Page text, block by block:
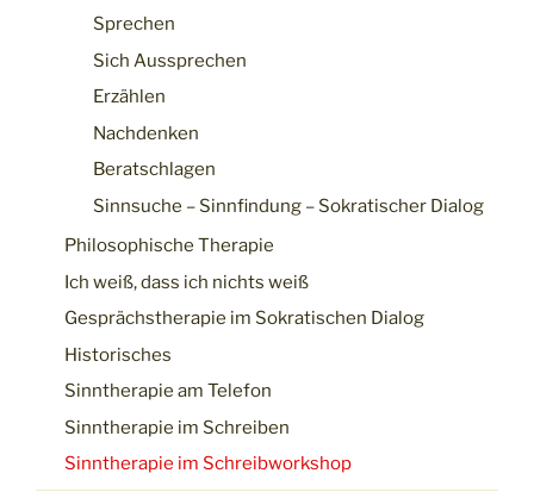
Sprechen
Sich Aussprechen
Erzählen
Nachdenken
Beratschlagen
Sinnsuche – Sinnfindung – Sokratischer Dialog
Philosophische Therapie
Ich weiß, dass ich nichts weiß
Gesprächstherapie im Sokratischen Dialog
Historisches
Sinntherapie am Telefon
Sinntherapie im Schreiben
Sinntherapie im Schreibworkshop